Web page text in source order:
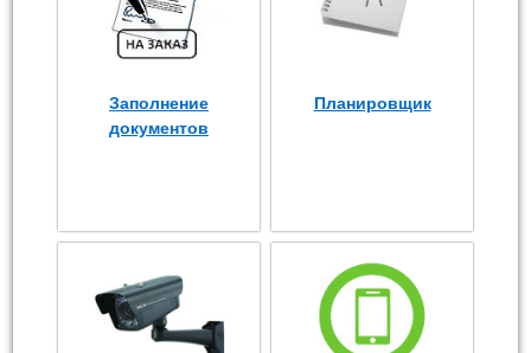
Заполнение
документов
Планировщик